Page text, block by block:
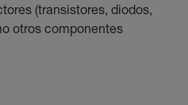
(transistores, diodos,
otros componentes